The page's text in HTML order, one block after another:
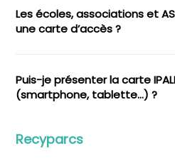
Les écoles, associations et
une carte d’accès ?
Puis-je présenter la carte
(smartphone, tablette…) ?
Recyparcs